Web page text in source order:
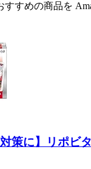
すすめの商品を
対策に】リポビ